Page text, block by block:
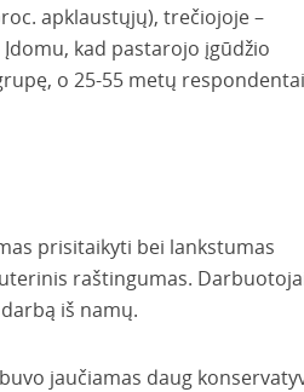
apklaustųjų), trečiojoje –
kad pastarojo įgūdžio
o 25-55 metų
prisitaikyti bei lankstumas
raštingumas.
iš namų.
jaučiamas daug